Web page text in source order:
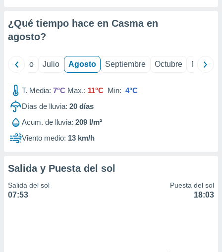
e
mediante
publicidad
publicidad
de
1199
¿Qué tiempo hace en Casma en
agosto?
Junio Julio Agosto Septiembre Octubre
T. Media: 7°C Max.: 11°C Min: 4°C
Días de lluvia: 20 días
Acum. de lluvia: 209 l/m²
Viento medio: 13 km/h
Salida y Puesta del sol
Salida del sol
07:53
Puesta del sol
18:03